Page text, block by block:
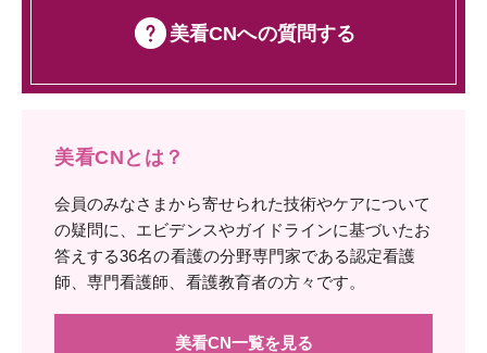
美看CNへの質問する
美看CNとは？
会員のみなさまから寄せられた技術やケアについて
の疑問に、エビデンスやガイドラインに基づいたお
答えする36名の看護の分野専門家である認定看護
師、専門看護師、看護教育者の方々です。
美看CN一覧を見る